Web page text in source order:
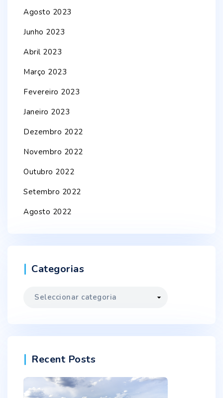
Agosto 2023
Junho 2023
Abril 2023
Março 2023
Fevereiro 2023
Janeiro 2023
Dezembro 2022
Novembro 2022
Outubro 2022
Setembro 2022
Agosto 2022
Categorias
Categorias
Recent Posts